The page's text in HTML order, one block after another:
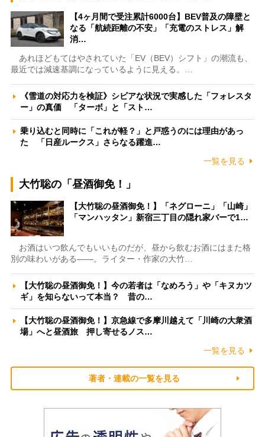
【4ヶ月間で受注累計6000台】BEV普及の障壁と
なる「航続距離の不安」「充電のストレス」解
消…
あれほどもてはやされていた「EV（BEV）シフト」の潮流も、
最近では減速基調になっているように見える。…
《雪道の対応力を検証》シビアな状況で実感した「フォレスタ
ー」の真価 「ターボ」と「スト…
乗り込むと同時に「これが軽？」と戸惑うのには理由があっ
た 「日産ルークス」さらなる躍進…
一覧を見る
大竹聡の「昼酒御免！」
【大竹聡の昼酒御免！】「ネグローニ」「山崎」
「マンハッタン」新宿三丁目の隠れ家バーで1…
お酒はいつ飲んでもいいものだが、昼から飲むお酒にはまた格
別の味わいがある――。ライター・作家の大竹…
【大竹聡の昼酒御免！】今の若者は「なめろう」や「キヌカツ
ギ」を知らないって本当？ 昔の…
【大竹聡の昼酒御免！】京急線で多摩川越えて「川崎の大衆酒
場」へと昼酒旅 押し寄せるノス…
一覧を見る
著者・連載の一覧を見る